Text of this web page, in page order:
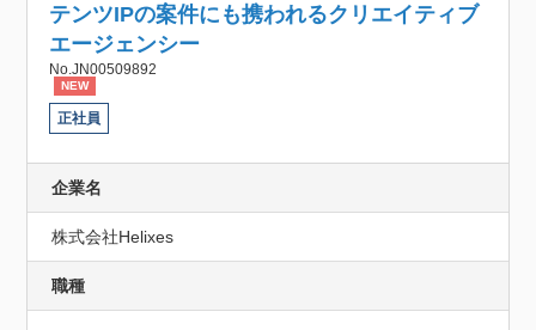
テンツIPの案件にも携われるクリエイティブ
エージェンシー
No.JN00509892
NEW
正社員
企業名
株式会社Helixes
職種